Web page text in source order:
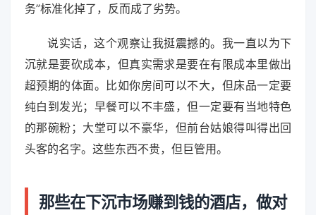
务”标准化掉了，反而成了劣势。
说实话，这个观察让我挺震撼的。我一直以为下
沉就是要砍成本，但真实需求是要在有限成本里做出
超预期的体面。比如你房间可以不大，但床品一定要
纯白到发光；早餐可以不丰盛，但一定要有当地特色
的那碗粉；大堂可以不豪华，但前台姑娘得叫得出回
头客的名字。这些东西不贵，但巨管用。
那些在下沉市场赚到钱的酒店，做对